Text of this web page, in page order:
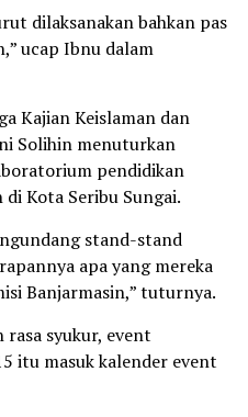
dilaksanakan bahkan pas
ucap Ibnu dalam
Kajian Keislaman dan
Solihin menuturkan
pendidikan
Kota Seribu Sungai.
stand-stand
apa yang mereka
Banjarmasin,” tuturnya.
syukur, event
itu masuk kalender event